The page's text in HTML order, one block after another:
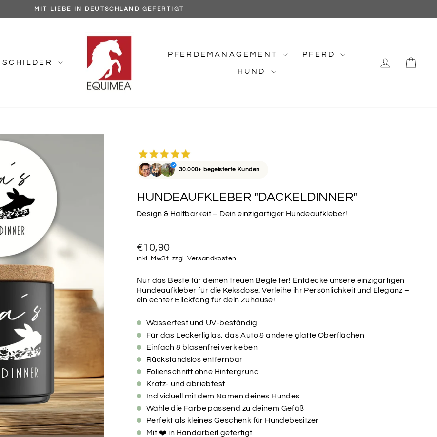
Pause
MIT LIEBE IN DEUTSCHLAND GEFERTIGT
PFERDEMANAGEMENT PFERD
HUND
30.000+ begeisterte Kunden
HUNDEAUFKLEBER "DACKELDINNER"
Design & Haltbarkeit – Dein einzigartiger Hundeaufkleber!
Normaler
Preis
€10,90
inkl. MwSt. zzgl.Versandkosten
Nur das Beste für deinen treuen Begleiter! Entdecke unsere einzigartigen
Hundeaufkleber für die Keksdose. Verleihe ihr Persönlichkeit und Eleganz –
ein echter Blickfang für dein Zuhause!
Wasserfest und UV-beständig
Für das Leckerliglas, das Auto & andere glatte Oberflächen
Einfach & blasenfrei verkleben
Rückstandslos entfernbar
Folienschnitt ohne Hintergrund
Kratz- und abriebfest
Individuell mit dem Namen deines Hundes
Wähle die Farbe passend zu deinem Gefäß
Perfekt als kleines Geschenk für Hundebesitzer
Mit ❤️ in Handarbeit gefertigt